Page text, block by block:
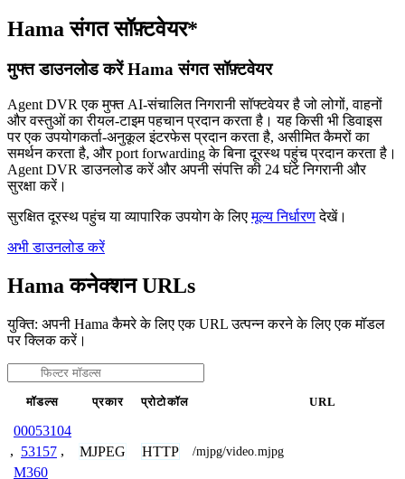
Hama संगत सॉफ़्टवेयर*
मुफ्त डाउनलोड करें Hama संगत सॉफ़्टवेयर
Agent DVR एक मुफ्त AI-संचालित निगरानी सॉफ्टवेयर है जो लोगों, वाहनों
और वस्तुओं का रीयल-टाइम पहचान प्रदान करता है। यह किसी भी डिवाइस
पर एक उपयोगकर्ता-अनुकूल इंटरफेस प्रदान करता है, असीमित कैमरों का
समर्थन करता है, और port forwarding के बिना दूरस्थ पहुंच प्रदान करता है।
Agent DVR डाउनलोड करें और अपनी संपत्ति की 24 घंटे निगरानी और
सुरक्षा करें।
सुरक्षित दूरस्थ पहुंच या व्यापारिक उपयोग के लिएमूल्य निर्धारणदेखें।
अभी डाउनलोड करें
Hama कनेक्शन URLs
युक्ति: अपनी Hama कैमरे के लिए एक URL उत्पन्न करने के लिए एक मॉडल
पर क्लिक करें।
मॉडल्स प्रकार प्रोटोकॉल URL
00053104
, 53157 ,
M360
MJPEG HTTP /mjpg/video.mjpg